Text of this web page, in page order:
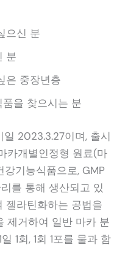
으신 분
분
은 중장년층
을 찾으시는 분
2023.3.27이며, 출시
카개별인정형 원료(마
기능식품으로, GMP
를 통해 생산되고 있
젤라틴화하는 공법을
제거하여 일반 마카 분
1회, 1회 1포를 물과 함